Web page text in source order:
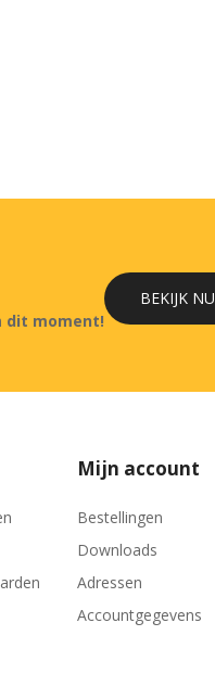
dit moment!
BEKIJK NU
Mijn account
Bestellingen
Downloads
Adressen
Accountgegevens